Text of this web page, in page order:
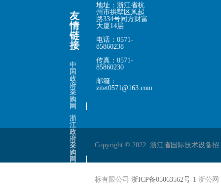
友
情
链
接
中
国
政
府
采
购
网
浙
江
政
府
采
购
网
地址：浙江省杭
州市拱墅区凤起
路334号同方财富
大厦14层
电话：0571-
85860238
传真：0571-
85860230
邮箱：
zitet0571@163.com
Copyright © 2022 浙江省国际技术设备招
标有限公司 浙ICP备05063562号-1 浙公网